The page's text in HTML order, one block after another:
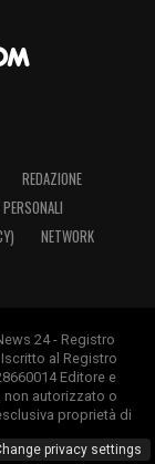
REDAZIONE
NETWORK
24 - Registro
al Registro
Editore e
non autorizzato o
proprietà di
privacy settings